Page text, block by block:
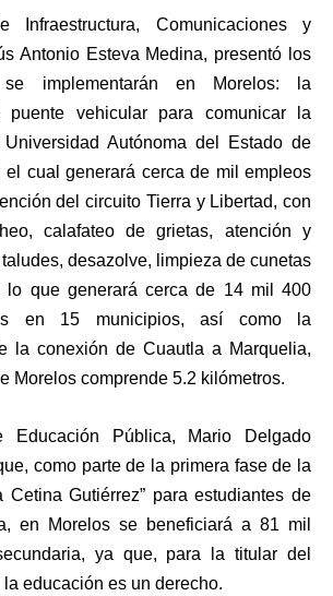
Infraestructura, Comunicaciones y
Antonio Esteva Medina, presentó los
implementarán en Morelos: la
puente vehicular para comunicar la
Autónoma del Estado de
el cual generará cerca de mil empleos
del circuito Tierra y Libertad, con
calafateo de grietas, atención y
desazolve, limpieza de cunetas
lo que generará cerca de 14 mil 400
en 15 municipios, así como la
la conexión de Cuautla a Marquelia,
Morelos comprende 5.2 kilómetros.
Educación Pública, Mario Delgado
como parte de la primera fase de la
Cetina Gutiérrez” para estudiantes de
en Morelos se beneficiará a 81 mil
ya que, para la titular del
educación es un derecho.